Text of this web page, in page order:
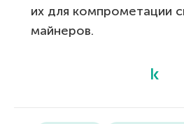
их для компрометации
майнеров.